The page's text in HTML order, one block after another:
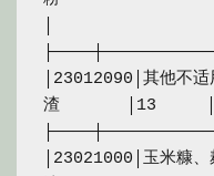
│23012090│其他不
渣　　　　│13　　　│
│23021000│玉米糠